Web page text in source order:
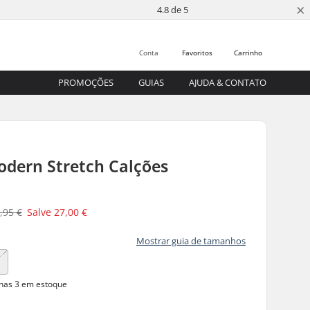
4.8 de 5 ×
Carrinho
Favoritos
Conta
PROMOÇÕES GUIAS AJUDA & CONTATO
Stretch Calções
€ Salve27,00 €
Mostrar guia de tamanhos
3 em estoque